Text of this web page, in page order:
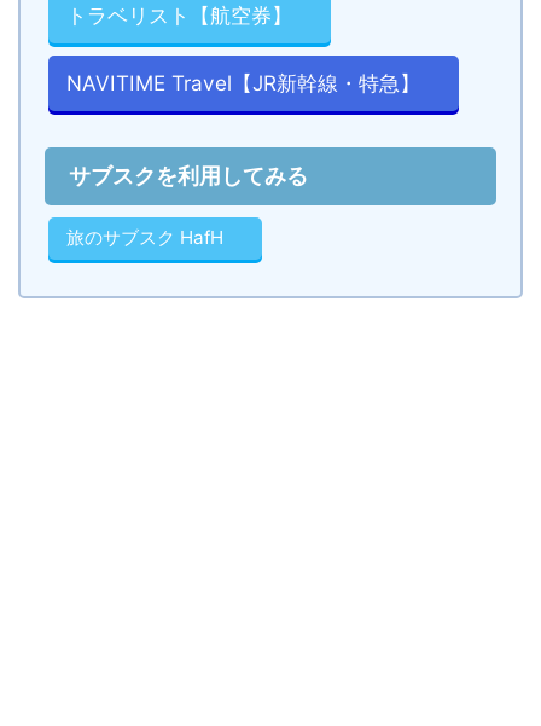
トラベリスト【航空券】
NAVITIME Travel【JR新幹線・特急】
サブスクを利用してみる
旅のサブスク HafH